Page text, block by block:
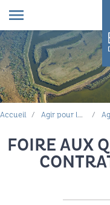
menu
FIL D'ARIANE
Accueil Agir pour la qualité de l'eau Agir
FOIRE AUX